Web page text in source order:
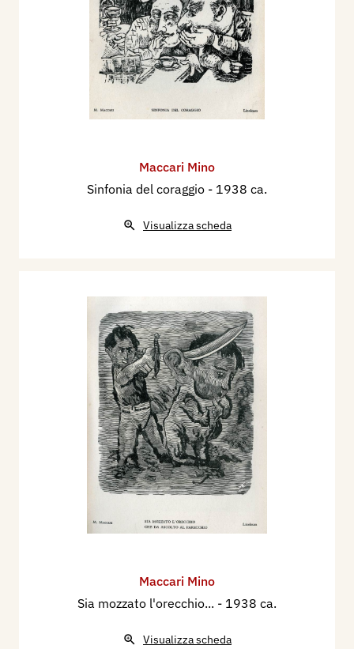
Maccari Mino
Sinfonia del coraggio - 1938 ca.
Visualizza scheda
Maccari Mino
Sia mozzato l'orecchio... - 1938 ca.
Visualizza scheda